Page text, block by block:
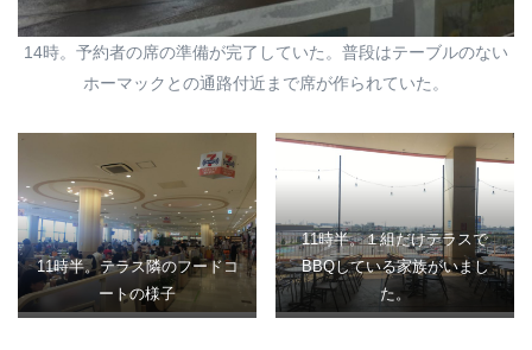
14時。予約者の席の準備が完了していた。普段はテーブルのない
ホーマックとの通路付近まで席が作られていた。
11時半。テラス隣のフードコ
ートの様子
11時半。１組だけテラスで
BBQしている家族がいまし
た。